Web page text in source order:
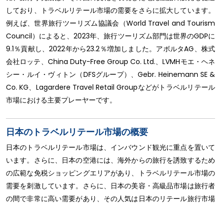
しており、トラベルリテール市場の需要をさらに拡大しています。
例えば、世界旅行ツーリズム協議会（World Travel and Tourism
Council）によると、2023年、旅行ツーリズム部門は世界のGDPに
9.1％貢献し、2022年から23.2％増加しました。アボルタAG、株式
会社ロッテ、China Duty-Free Group Co. Ltd.、LVMHモエ・ヘネ
シー・ルイ・ヴィトン（DFSグループ）、Gebr. Heinemann SE &
Co. KG、Lagardere Travel Retail Groupなどがトラベルリテール
市場における主要プレーヤーです。
日本のトラベルリテール市場の概要
日本のトラベルリテール市場は、インバウンド観光に重点を置いて
います。さらに、日本の空港には、海外からの旅行を誘致するため
の広範な免税ショッピングエリアがあり、トラベルリテール市場の
需要を刺激しています。さらに、日本の美容・高級品市場は旅行者
の間で非常に高い需要があり、その人気は日本のリテール旅行市場